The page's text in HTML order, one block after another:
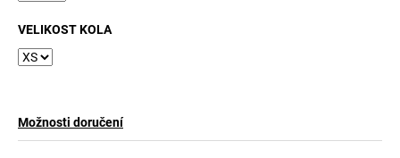
VELIKOST KOLA
Možnosti doručení
m
e